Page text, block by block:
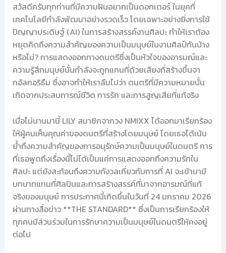
สวัสดีครับทุกท่านที่มีความฝันอยากเป็นดอกเตอร์ ในยุคที่
เทคโนโลยีกำลังพัฒนาอย่างรวดเร็ว โดยเฉพาะอย่างยิ่งการใช้
ปัญญาประดิษฐ์ (AI) ในการสร้างสรรค์งานศิลปะ ทำให้เราต้อง
หยุดคิดถึงความสำคัญของความเป็นมนุษย์ในงานศิลป์กันบ้าง
หรือไม่? การแสดงออกทางดนตรีซึ่งเป็นหัวใจของอารมณ์และ
ความรู้สึกมนุษย์นั้นกำลังจะถูกแทนที่ด้วยเสียงที่สร้างขึ้นจา
กอัลกอริธึม ซึ่งอาจทำให้เราลืมไปว่า ดนตรีที่มีความหมายนั้น
เกิดจากประสบการณ์ชีวิต การรัก และการสูญเสียที่แท้จริง
เมื่อไม่นานมานี้ LILY สมาชิกจากวง NMIXX ได้ออกมาเรียกร้อง
ให้ผู้คนเห็นคุณค่าของดนตรีที่สร้างโดยมนุษย์ โดยเธอได้เน้น
ย้ำถึงความสำคัญของการอนุรักษ์ความเป็นมนุษย์ในดนตรี การ
ที่เธอพูดถึงเรื่องนี้ไม่ได้เป็นแค่การแสดงออกถึงความรักใน
ศิลปะ แต่ยังสะท้อนถึงความกังวลเกี่ยวกับการที่ AI จะเข้ามามี
บทบาทแทนที่ศิลปินและการสร้างสรรค์ที่มาจากอารมณ์ที่แท้
จริงของมนุษย์ การประกาศนี้เกิดขึ้นในวันที่ 24 มกราคม 2026
ผ่านทางสื่อข่าว **THE STANDARD** ซึ่งเป็นการเรียกร้องให้
ทุกคนมีส่วนร่วมในการรักษาความเป็นมนุษย์ในดนตรีให้คงอยู่
ต่อไป